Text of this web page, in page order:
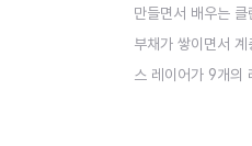
만들면서 배우는
부채가 쌓이면서
스 레이어가 9개의